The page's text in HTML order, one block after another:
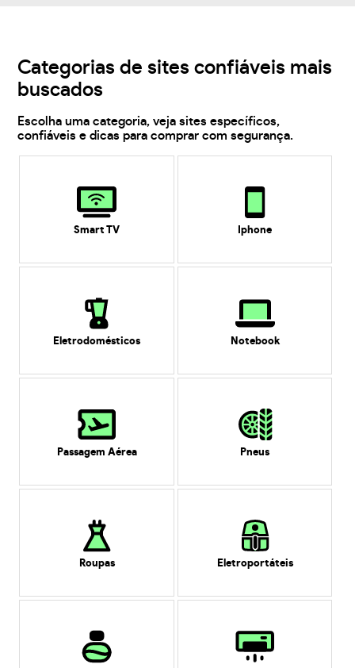
Categorias de sites confiáveis mais
buscados
Escolha uma categoria, veja sites específicos,
confiáveis e dicas para comprar com segurança.
Smart TV Iphone
Eletrodomésticos Notebook
Passagem Aérea Pneus
Roupas Eletroportáteis